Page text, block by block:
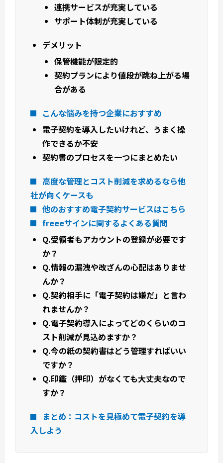
連携サービスが充実している
サポート体制が充実している
デメリット
保管機能が限定的
契約プランにより値段が跳ね上がる場
合がある
こんな悩みを持つ企業におすすめ
電子契約を導入したいけれど、うまく操
作できるか不安
契約書のプロセスを一つにまとめたい
高度な管理とコスト削減を求めるなら他
社が向くケースも
他のおすすめ電子契約サービスはこちら
freeeサインに関するよくある質問
Q.受領者もアカウントの登録が必要です
か？
Q.情報の漏洩や改ざんの心配はありませ
んか？
Q.契約相手に「電子契約は嫌だ」と言わ
れませんか？
Q.電子契約導入によってどのくらいのコ
スト削減が見込めますか？
Q.今の紙の契約書はどう管理すればいい
ですか？
Q.印鑑（押印）がなくても大丈夫なので
すか？
まとめ：コストを見極めて電子契約を導
入しよう